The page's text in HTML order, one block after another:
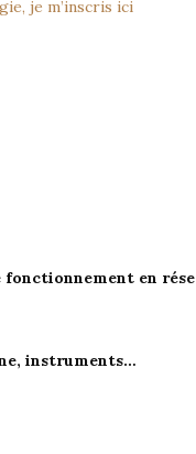
je m’inscris ici
fonctionnement en
instruments…